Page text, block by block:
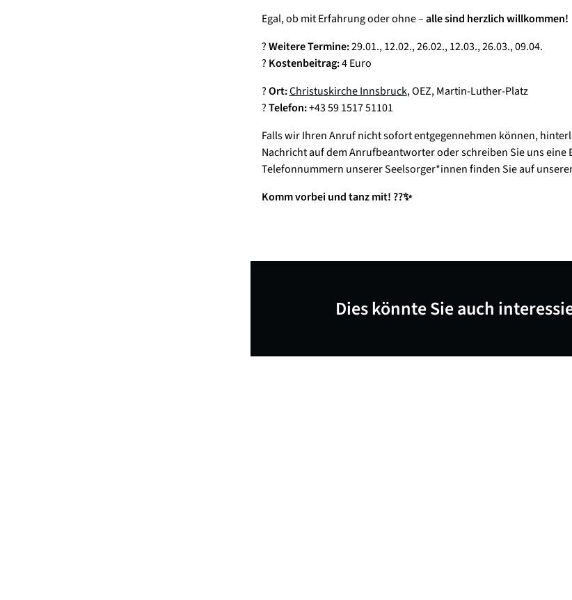
Egal, ob mit Erfahrung oder ohne –alle sind herzlich willkommen!
?Weitere Termine:29.01., 12.02., 26.02., 12.03., 26.03., 09.04.
? Kostenbeitrag:4 Euro
?Ort:Christuskirche Innsbruck, OEZ, Martin-Luther-Platz
?Telefon:+43 59 1517 51101
Falls wir Ihren Anruf nicht sofort entgegennehmen können,
Nachricht auf dem Anrufbeantworter oder schreiben Sie uns eine
Telefonnummern unserer Seelsorger*innen finden Sie auf
Komm vorbei und tanz mit! ??✨
Dies könnte Sie auch